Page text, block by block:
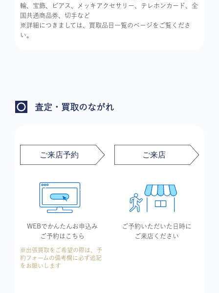
輪、宝飾、ピアス、メッキアクセサリー、テレホンカード、全
国共通商品券、切手など
※詳細につきましては、買取品目一覧のページをご覧くださ
い。
査定・買取のながれ
WEBでかんたんお申込み
ご予約はこちら
※出張買取をご希望の際は、予
約フォームの備考欄に必ず追記
をお願いします
ご予約いただいた 日時に
ご来店ください